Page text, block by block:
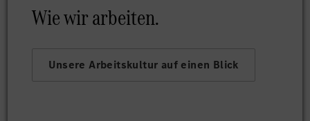
Wie wir arbeiten.
Unsere Arbeitskultur auf einen Blick